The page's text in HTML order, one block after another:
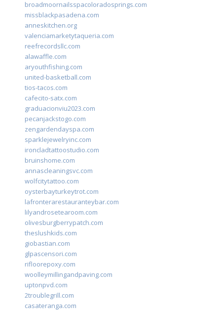
broadmoornailsspacoloradosprings.com
missblackpasadena.com
anneskitchen.org
valenciamarketytaqueria.com
reefrecordsllc.com
alawaffle.com
aryouthfishing.com
united-basketball.com
tios-tacos.com
cafecito-satx.com
graduacionviu2023.com
pecanjackstogo.com
zengardendayspa.com
sparklejewelryinc.com
ironcladtattoostudio.com
bruinshome.com
annascleaningsvc.com
wolfcitytattoo.com
oysterbayturkeytrot.com
lafronterarestauranteybar.com
lilyandrosetearoom.com
olivesburgberrypatch.com
theslushkids.com
giobastian.com
glpascensori.com
rifloorepoxy.com
woolleymillingandpaving.com
uptonpvd.com
2troublegrill.com
casateranga.com